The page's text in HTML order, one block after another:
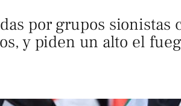
por grupos sionistas
y piden un alto el